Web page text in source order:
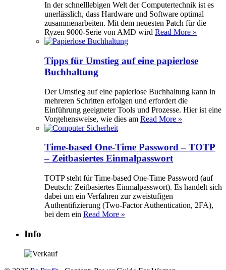
In der schnelllebigen Welt der Computertechnik ist es
unerlässlich, dass Hardware und Software optimal
zusammenarbeiten. Mit dem neuesten Patch für die
Ryzen 9000-Serie von AMD wird Read More »
Tipps für Umstieg auf eine papierlose
Buchhaltung
Der Umstieg auf eine papierlose Buchhaltung kann in
mehreren Schritten erfolgen und erfordert die
Einführung geeigneter Tools und Prozesse. Hier ist eine
Vorgehensweise, wie dies am Read More »
Time-based One-Time Password – TOTP
– Zeitbasiertes Einmalpasswort
TOTP steht für Time-based One-Time Password (auf
Deutsch: Zeitbasiertes Einmalpasswort). Es handelt sich
dabei um ein Verfahren zur zweistufigen
Authentifizierung (Two-Factor Authentication, 2FA),
bei dem ein Read More »
Info